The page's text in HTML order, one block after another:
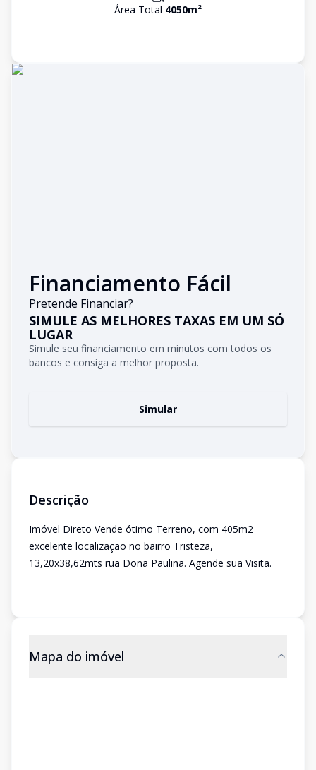
Área Total 4050m²
Financiamento Fácil
Pretende Financiar?
SIMULE AS MELHORES TAXAS EM UM SÓ
LUGAR
Simule seu financiamento em minutos com todos os
bancos e consiga a melhor proposta.
Simular
Descrição
Imóvel Direto Vende ótimo Terreno, com 405m2
excelente localização no bairro Tristeza,
13,20x38,62mts rua Dona Paulina. Agende sua Visita.
Mapa do imóvel